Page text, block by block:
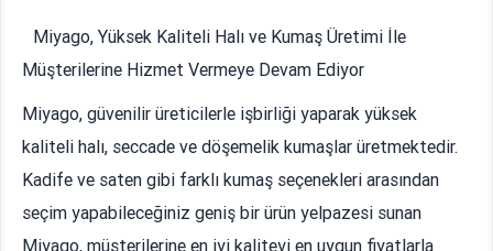
Miyago, Yüksek Kaliteli Halı ve Kumaş Üretimi İle
Müşterilerine Hizmet Vermeye Devam Ediyor
Miyago, güvenilir üreticilerle işbirliği yaparak yüksek
kaliteli halı, seccade ve döşemelik kumaşlar üretmektedir.
Kadife ve saten gibi farklı kumaş seçenekleri arasından
seçim yapabileceğiniz geniş bir ürün yelpazesi sunan
Miyago, müşterilerine en iyi kaliteyi en uygun fiyatlarla